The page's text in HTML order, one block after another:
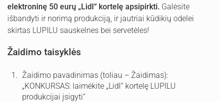
elektroninę 50 eurų „Lidl“ kortelę apsipirkti. Galėsite
išbandyti ir norimą produkciją, ir jautriai kūdikių odelei
skirtas LUPILU sauskelnes bei servetėles!
Žaidimo taisyklės
Žaidimo pavadinimas (toliau – Žaidimas):
„KONKURSAS: laimėkite „Lidl“ kortelę LUPILU
produkcijai įsigyti“